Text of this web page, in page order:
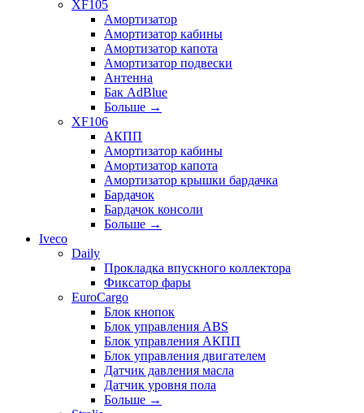
XF105
Амортизатор
Амортизатор кабины
Амортизатор капота
Амортизатор подвески
Антенна
Бак AdBlue
Больше →
XF106
АКПП
Амортизатор кабины
Амортизатор капота
Амортизатор крышки бардачка
Бардачок
Бардачок консоли
Больше →
Iveco
Daily
Прокладка впускного коллектора
Фиксатор фары
EuroCargo
Блок кнопок
Блок управления ABS
Блок управления АКПП
Блок управления двигателем
Датчик давления масла
Датчик уровня пола
Больше →